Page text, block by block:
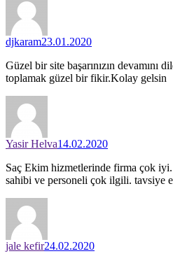
djkaram23.01.2020
Güzel bir site başarınızın devamını
toplamak güzel bir fikir.Kolay gelsin
Yasir Helva14.02.2020
Saç Ekim hizmetlerinde firma çok iyi.
sahibi ve personeli çok ilgili. tavsiye
jale kefir24.02.2020